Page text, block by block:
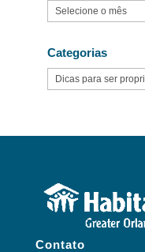
Arquivos
Categorias
Categorias
Contato